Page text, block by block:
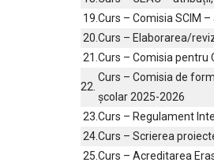
19. Curs – Comisia SCIM
20. Curs – Elaborarea/
21. Curs – Comisia pentru
22.
Curs – Comisia de
școlar 2025-2026
23. Curs – Regulament
24.Curs – Scrierea
25. Curs – Acreditarea